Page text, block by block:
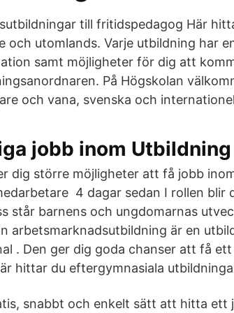
till fritidspedagog Här
och utomlands. Varje utbildning har
samt möjligheter för dig att
På Högskolan
och vana, svenska och
jobb inom
dig större möjligheter att få jobb
4 dagar sedan I rollen blir
står barnens och ungdomarnas
arbetsmarknadsutbildning är en
. Den ger dig goda chanser att få
hittar du eftergymnasiala
snabbt och enkelt sätt att hitta ett